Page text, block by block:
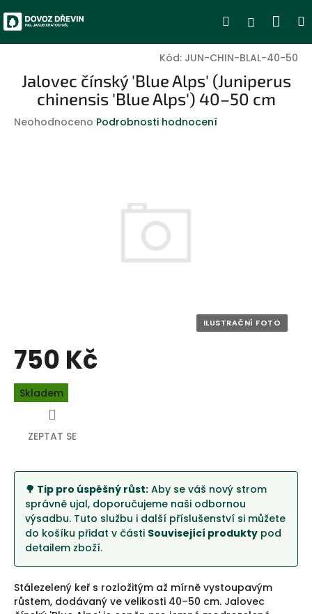
na
obsah
Hledat
Kód: JUN-CHIN-BLAL-40-50
Jalovec čínský 'Blue Alps' (Juniperus
chinensis 'Blue Alps') 40–50 cm
Průměrné
Neohodnoceno Podrobnosti hodnocení
750 Kč
Měrná
cena:
Skladem
🌳 Tip pro úspěšný růst: Aby se váš nový strom
správně ujal, doporučujeme naši odbornou
výsadbu. Tuto službu i další příslušenství si můžete
do košíku přidat v části Související produkty pod
detailem zboží.
Stálezelený keř s rozložitým až mírně vystoupavým
růstem, dodávaný ve velikosti 40–50 cm. Jalovec
ZEPTAT SE